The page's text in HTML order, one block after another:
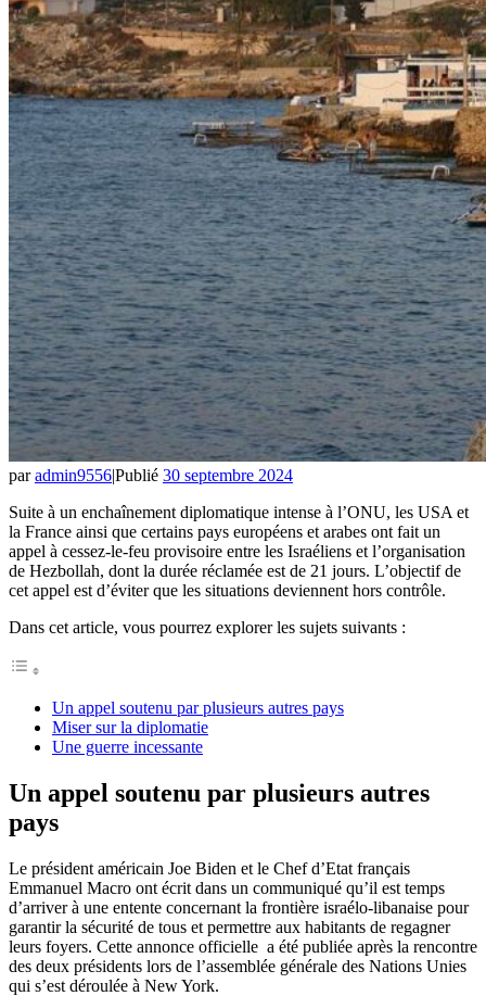
paradmin9556|Publié 30 septembre 2024
Suite à un enchaînement diplomatique intense à l’ONU, les USA et
la France ainsi que certains pays européens et arabes ont fait un
appel à cessez-le-feu provisoire entre les Israéliens et l’organisation
de Hezbollah, dont la durée réclamée est de 21 jours. L’objectif de
cet appel est d’éviter que les situations deviennent hors contrôle.
Dans cet article, vous pourrez explorer les sujets suivants :
Un appel soutenu par plusieurs autres pays
Miser sur la diplomatie
Une guerre incessante
Un appel soutenu par plusieurs autres
pays
Le président américain Joe Biden et le Chef d’Etat français
Emmanuel Macro ont écrit dans un communiqué qu’il est temps
d’arriver à une entente concernant la frontière israélo-libanaise pour
garantir la sécurité de tous et permettre aux habitants de regagner
leurs foyers. Cette annonce officielle a été publiée après la rencontre
des deux présidents lors de l’assemblée générale des Nations Unies
qui s’est déroulée à New York.